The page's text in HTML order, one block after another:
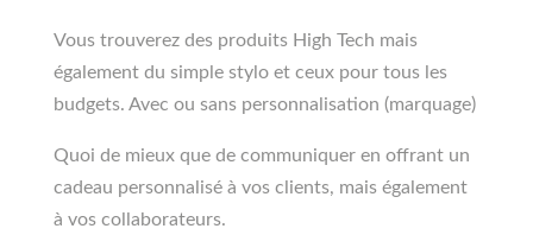
Vous trouverez des produits High Tech mais
également du simple stylo et ceux pour tous les
budgets. Avec ou sans personnalisation (marquage)
Quoi de mieux que de communiquer en offrant un
cadeau personnalisé à vos clients, mais également
à vos collaborateurs.